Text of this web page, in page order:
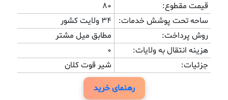
قیمت مقطوع:
80
ساحه تحت پوشش خدمات:
۳۴ ولایت کشور
روش پرداخت:
مطابق میل مشتر
هزینه انتقال به ولایات:
0
جزئیات:
شیر قوت کلان
رهنمای خرید